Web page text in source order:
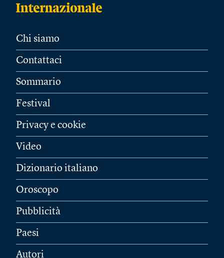
Chi siamo
Contattaci
Sommario
Festival
Privacy e cookie
Video
Dizionario italiano
Oroscopo
Pubblicità
Paesi
Autori